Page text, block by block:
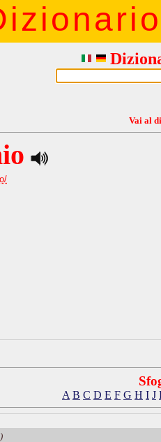
Vai al
A B C D E F G H I J